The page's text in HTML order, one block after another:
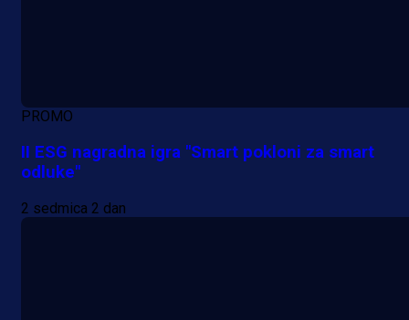
PROMO
II ESG nagradna igra "Smart pokloni za smart
odluke"
2 sedmica 2 dan